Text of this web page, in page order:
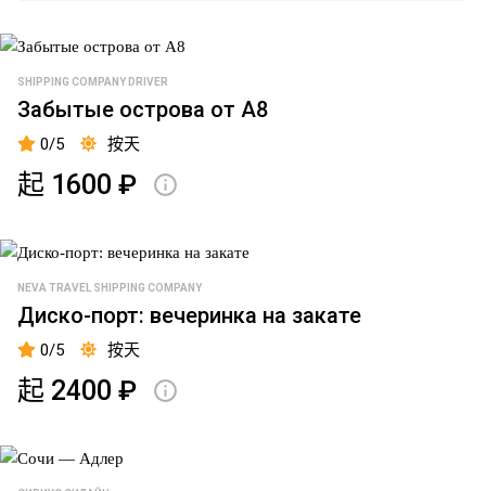
SHIPPING COMPANY DRIVER
Забытые острова от А8
0/5 按天
起 1600 ₽
NEVA TRAVEL SHIPPING COMPANY
Диско-порт: вечеринка на закате
0/5 按天
起 2400 ₽
夫
斯
基
后
卡
贝
尔
港
位
色
水
上
游
Зимний
Петербург